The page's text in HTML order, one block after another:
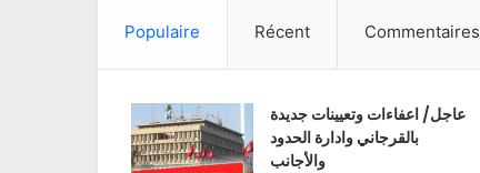
Populaire Récent Commentaires
عاجل/ اعفاءات وتعيينات جديدة
بالقرجاني وادارة الحدود
والأجانب